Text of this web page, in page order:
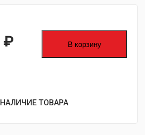
₽ В корзину
НАЛИЧИЕ ТОВАРА